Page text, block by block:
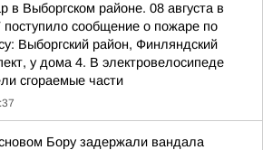
в Выборгском районе. 08 августа в
поступило сообщение о пожаре по
Выборгский район, Финляндский
у дома 4. В электровелосипеде
сгораемые части
Бору задержали вандала